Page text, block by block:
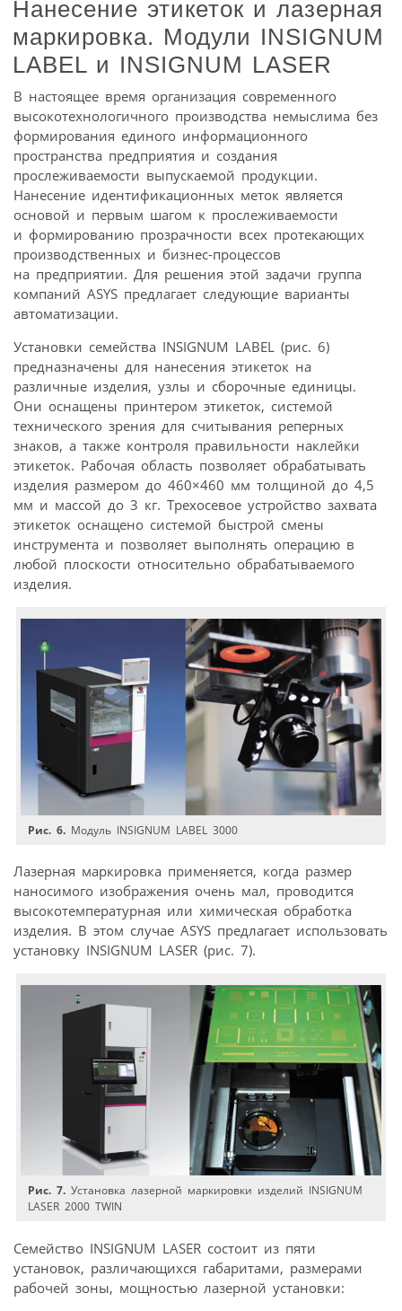
Нанесение этикеток и лазерная
маркировка. Модули INSIGNUM
LABEL и INSIGNUM LASER
В настоящее время организация современного
высокотехнологичного производства немыслима без
формирования единого информационного
пространства предприятия и создания
прослеживаемости выпускаемой продукции.
Нанесение идентификационных меток является
основой и первым шагом к прослеживаемости
и формированию прозрачности всех протекающих
производственных и бизнес-процессов
на предприятии. Для решения этой задачи группа
компаний ASYS предлагает следующие варианты
автоматизации.
Установки семейства INSIGNUM LABEL (рис. 6)
предназначены для нанесения этикеток на
различные изделия, узлы и сборочные единицы.
Они оснащены принтером этикеток, системой
технического зрения для считывания реперных
знаков, а также контроля правильности наклейки
этикеток. Рабочая область позволяет обрабатывать
изделия размером до 460×460 мм толщиной до 4,5
мм и массой до 3 кг. Трехосевое устройство захвата
этикеток оснащено системой быстрой смены
инструмента и позволяет выполнять операцию в
любой плоскости относительно обрабатываемого
изделия.
Рис. 6. Модуль INSIGNUM LABEL 3000
Лазерная маркировка применяется, когда размер
наносимого изображения очень мал, проводится
высокотемпературная или химическая обработка
изделия. В этом случае ASYS предлагает использовать
установку INSIGNUM LASER (рис. 7).
Рис. 7. Установка лазерной маркировки изделий INSIGNUM
LASER 2000 TWIN
Семейство INSIGNUM LASER состоит из пяти
установок, различающихся габаритами, размерами
рабочей зоны, мощностью лазерной установки: